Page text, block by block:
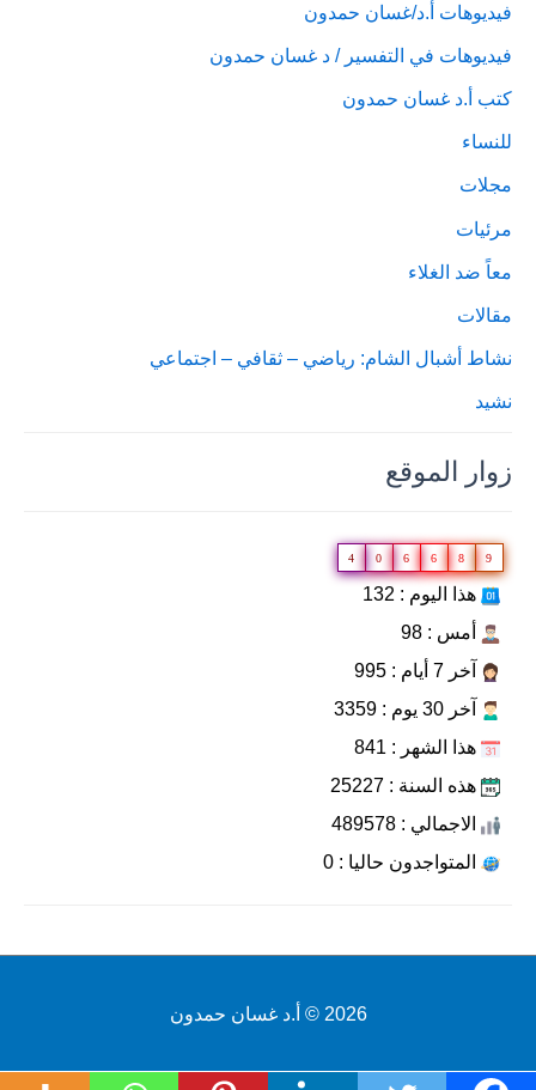
فيديوهات أ.د/غسان حمدون
فيديوهات في التفسير / د غسان حمدون
كتب أ.د غسان حمدون
للنساء
مجلات
مرئيات
معاً ضد الغلاء
مقالات
نشاط أشبال الشام: رياضي – ثقافي – اجتماعي
نشيد
زوار الموقع
4 0 6 6 8 9
هذا اليوم : 132
أمس : 98
آخر 7 أيام : 995
آخر 30 يوم : 3359
هذا الشهر : 841
هذه السنة : 25227
الاجمالي : 489578
المتواجدون حاليا : 0
2026 © أ.د غسان حمدون